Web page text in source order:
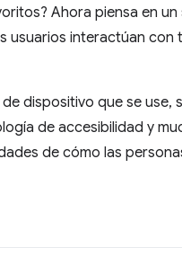
Ahora piensa en
usuarios interactúan con
dispositivo que se use,
de accesibilidad y
de cómo las